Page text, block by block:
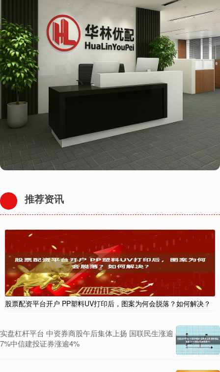
推荐资讯
股票配资平台开户 PP塑料UV打印后，图案为何会脱落？如何解决？
实盘杠杆平台 中资券商股午后集体上扬 国联民生涨逾
7%中信建投证券涨逾4%